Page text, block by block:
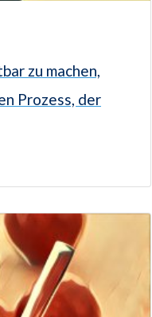
zu machen,
Prozess, der